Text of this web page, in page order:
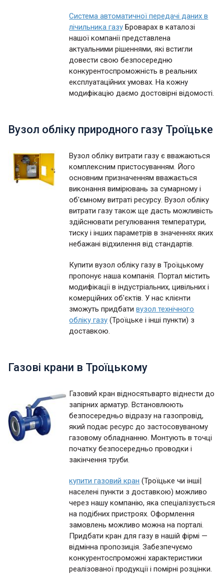
Система автоматичної передачі даних в
лічильника газу Броварах в каталозі
нашої компанії представлена
актуальними рішеннями, які встигли
довести свою безпосередню
конкурентоспроможність в реальних
експлуатаційних умовах. На кожну
модифікацію даємо достовірні відомості.
Вузол обліку природного газу Троїцьке
Вузол обліку витрати газу є вважаються
комплексним пристосуванням. Його
основним призначенням вважається
виконання вимірювань за сумарному і
об'ємному витраті ресурсу. Вузол обліку
витрати газу також ще дасть можливість
здійснювати регулювання температури,
тиску і інших параметрів в значеннях яких
небажані відхилення від стандартів.
Купити вузол обліку газу в Троїцькому
пропонує наша компанія. Портал містить
модифікації в індустріальних, цивільних і
комерційних об'єктів. У нас клієнти
зможуть придбативузол технічного
обліку газу (Троїцьке і інші пункти) з
доставкою.
Газові крани в Троїцькому
Газовий кран відносятьварто віднести до
запірних арматур. Встановлюють
безпосередньо відразу на газопровід,
який подає ресурс до застосовуваному
газовому обладнанню. Монтують в точці
початку безпосередньо проводки і
закінчення труби.
купити газовий кран (Троїцьке чи інші|
населені пункти з доставкою) можливо
через нашу компанію, яка спеціалізується
на подібних пристроях. Оформлення
замовлень можливо можна на порталі.
Придбати кран для газу в нашій фірмі —
відмінна пропозиція. Забезпечуємо
конкурентоспроможні характеристики
реалізованої продукції і помірні розцінки.